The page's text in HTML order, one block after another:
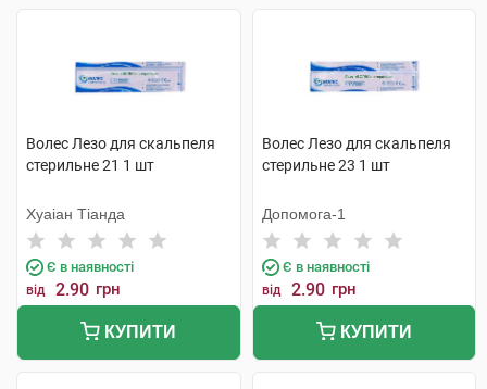
Волес Лезо для скальпеля
стерильне 21 1 шт
Хуаіан Тіанда
Є в наявності
від 2.90 грн
КУПИТИ
Волес Лезо для скальпеля
стерильне 23 1 шт
Допомога-1
Є в наявності
від 2.90 грн
КУПИТИ